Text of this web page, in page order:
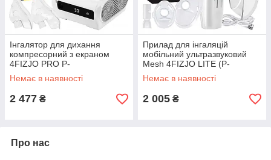
Інгалятор для дихання
компресорний з екраном
4FIZJO PRO P-
5905973402033 GoodPlace -
worry-free-shopping-
Немає в наявності
2 477 ₴
Прилад для інгаляцій
мобільний ультразвуковий
Mesh 4FIZJO LITE (P-
5905973402057) GoodPlace -
worry-free-shopping-
Немає в наявності
2 005 ₴
Про нас